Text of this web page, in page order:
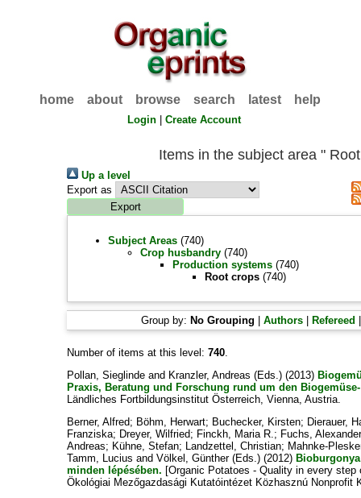
home about browse search latest help
Login |Create Account
Items in the subject area "
Up a level
Export as
Subject Areas (740)
Crop husbandry (740)
Production systems (740)
Root crops (740)
Group by: No Grouping Authors| Refereed
Number of items at this level:740.
Pollan, Sieglinde and Kranzler, Andreas (Eds.) (2013)
Praxis, Beratung und Forschung rund um den
Ländliches Fortbildungsinstitut Österreich, Vienna, Austria.
Berner, Alfred; Böhm, Herwart; Buchecker, Kirsten; Dierauer,
Franziska; Dreyer, Wilfried; Finckh, Maria R.; Fuchs,
Andreas; Kühne, Stefan; Landzettel, Christian; Mahnke-
Tamm, Lucius andVölkel, Günther(Eds.) (2012)
minden lépésében. [Organic Potatoes - Quality in every
Ökológiai Mezőgazdasági Kutatóintézet Közhasznú Nonprofit